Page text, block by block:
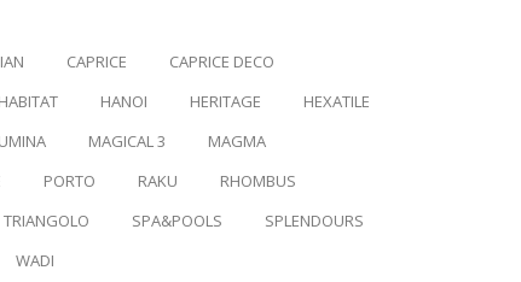
CAPRICE
CAPRICE DECO
HABITAT HANOI HERITAGE
HEXATILE
MAGICAL 3
MAGMA
PORTO RAKU
RHOMBUS
TRIANGOLO SPA&POOLS
SPLENDOURS
WADI